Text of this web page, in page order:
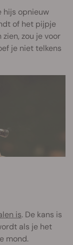
hijs opnieuw
of het pijpje
zou je voor
je niet telkens
is. De kans is
als je het
mond.